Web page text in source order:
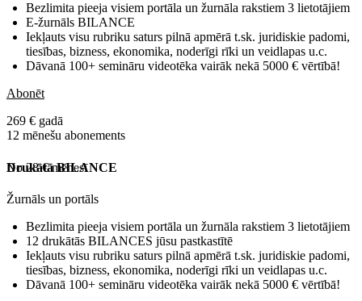
Bezlimita pieeja visiem portāla un žurnāla rakstiem 3 lietotājiem
E-žurnāls BILANCE
Iekļauts visu rubriku saturs pilnā apmērā t.sk. juridiskie padomi,
tiesības, bizness, ekonomika, noderīgi rīki un veidlapas u.c.
Dāvanā 100+ semināru videotēka vairāk nekā 5000 € vērtībā!
Abonēt
269 € gadā
12 mēnešu abonements
No 28 € mēnesī
Drukātā BILANCE
Žurnāls un portāls
Bezlimita pieeja visiem portāla un žurnāla rakstiem 3 lietotājiem
12 drukātās BILANCES jūsu pastkastītē
Iekļauts visu rubriku saturs pilnā apmērā t.sk. juridiskie padomi,
tiesības, bizness, ekonomika, noderīgi rīki un veidlapas u.c.
Dāvanā 100+ semināru videotēka vairāk nekā 5000 € vērtībā!